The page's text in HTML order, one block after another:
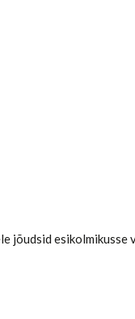
jõudsid esikolmikusse